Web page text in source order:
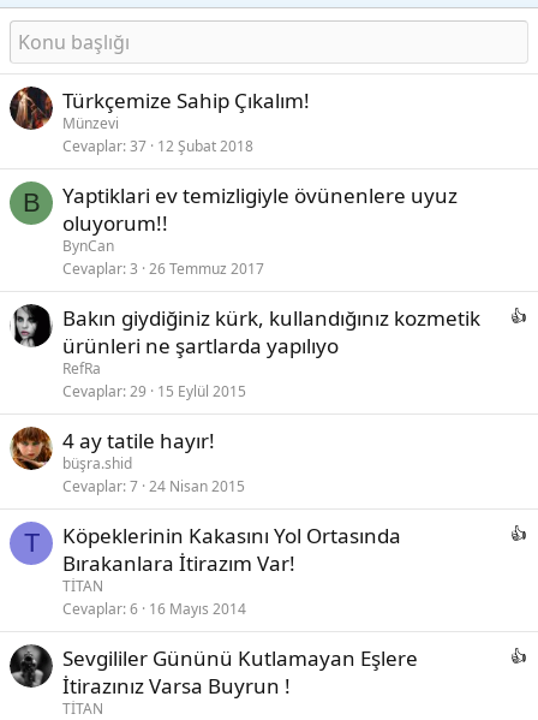
Türkçemize Sahip Çıkalım!
Münzevi
Cevaplar 37 12 Şubat 2018
B
Yaptiklari ev temizligiyle övünenlere uyuz
oluyorum!!
BynCan
Cevaplar 3 26 Temmuz 2017
Bakın giydiğiniz kürk, kullandığınız kozmetik
ürünleri ne şartlarda yapılıyo
RefRa
Cevaplar 29 15 Eylül 2015
4 ay tatile hayır!
büşra.shid
Cevaplar 7 24 Nisan 2015
T
Köpeklerinin Kakasını Yol Ortasında
Bırakanlara İtirazım Var!
TİTAN
Cevaplar 6 16 Mayıs 2014
Sevgililer Gününü Kutlamayan Eşlere
İtirazınız Varsa Buyrun !
TİTAN